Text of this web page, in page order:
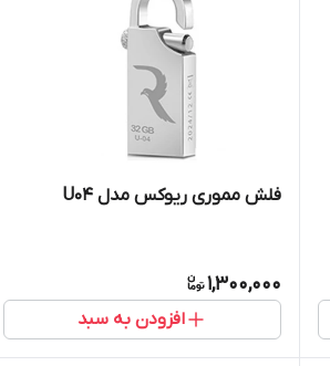
فلش مموری ریوکس مدل U04
1,300,000
افزودن به سبد